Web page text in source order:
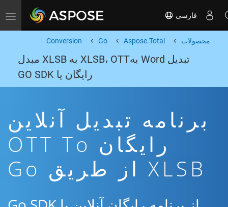
Toggle navigation فارسی
محصولات Aspose.Total
Go
Conversion
تبدیل Word بهXLSB، OTT به XLSB مبدل
رایگان یا GO SDK
برنامه تبدیل آنلاین
رایگان OTT To
XLSB از طریق Go